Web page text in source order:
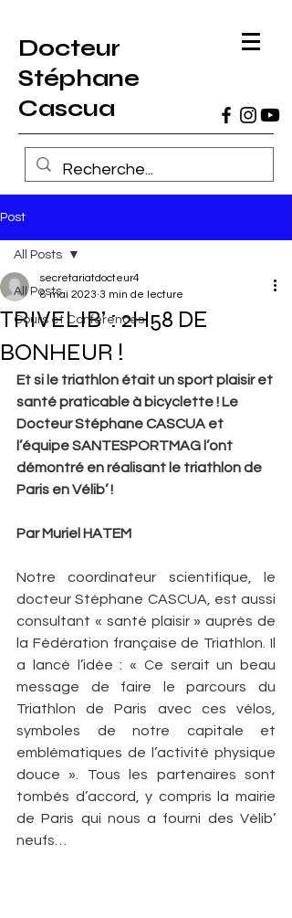
Docteur
Stéphane
Cascua
Post
All Posts
Cours et Conférences
All Posts
TRIVELIB’ : 2H58 DE
BONHEUR !
secretariatdocteur4
8 mai 2023 3 min de lecture
Et si le triathlon était un sport plaisir et
santé praticable à bicyclette ! Le
Docteur Stéphane CASCUA et
l’équipe SANTESPORTMAG l’ont
démontré en réalisant le triathlon de
Paris en Vélib’ !
Par Muriel HATEM
Notre coordinateur scientifique, le
docteur Stéphane CASCUA, est aussi
consultant « santé plaisir » auprès de
la Fédération française de Triathlon. Il
a lancé l’idée : « Ce serait un beau
message de faire le parcours du
Triathlon de Paris avec ces vélos,
symboles de notre capitale et
emblématiques de l’activité physique
douce ». Tous les partenaires sont
tombés d’accord, y compris la mairie
de Paris qui nous a fourni des Vélib’
neufs…